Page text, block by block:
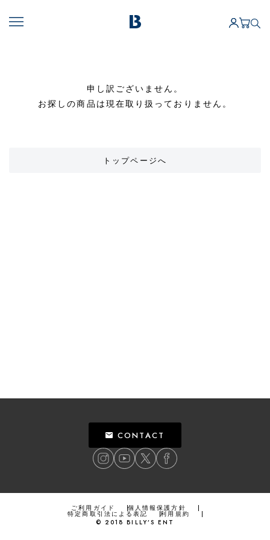
申し訳ございません。
お探しの商品は現在取り扱っておりません。
トップページへ
CONTACT
ご利用ガイド 個人情報保護方針
特定商取引法による表記
利用規約
© 2018 BILLY’S ENT